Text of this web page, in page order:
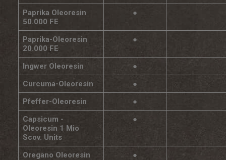
Paprika Oleoresin
50.000 FE
●
Paprika-Oleoresin
20.000 FE
●
Ingwer Oleoresin
●
Curcuma-Oleoresin
●
Pfeffer-Oleoresin
●
Capsicum -
Oleoresin 1 Mio
Scov. Units
●
Oregano Oleoresin ●